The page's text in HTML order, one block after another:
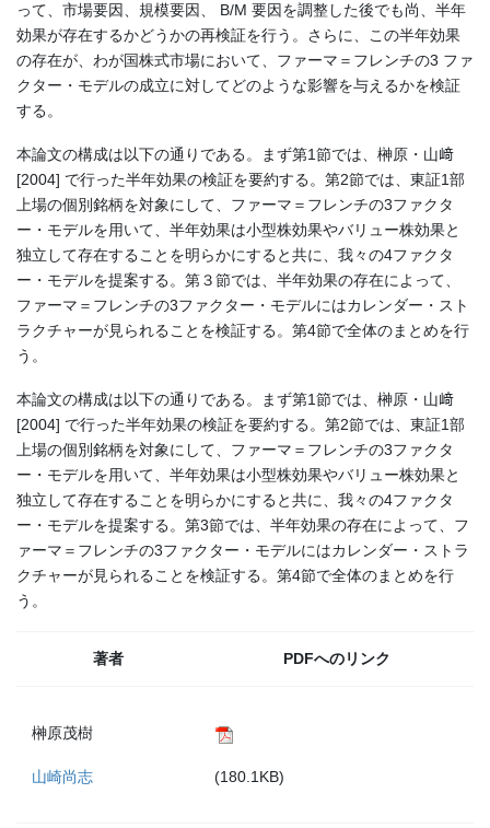
って、市場要因、規模要因、 B/M 要因を調整した後でも尚、半年
効果が存在するかどうかの再検証を行う。さらに、この半年効果
の存在が、わが国株式市場において、ファーマ＝フレンチの3 ファ
クター・モデルの成立に対してどのような影響を与えるかを検証
する。
本論文の構成は以下の通りである。まず第1節では、榊原・山﨑
[2004] で行った半年効果の検証を要約する。第2節では、東証1部
上場の個別銘柄を対象にして、ファーマ＝フレンチの3ファクタ
ー・モデルを用いて、半年効果は小型株効果やバリュー株効果と
独立して存在することを明らかにすると共に、我々の4ファクタ
ー・モデルを提案する。第３節では、半年効果の存在によって、
ファーマ＝フレンチの3ファクター・モデルにはカレンダー・スト
ラクチャーが見られることを検証する。第4節で全体のまとめを行
う。
本論文の構成は以下の通りである。まず第1節では、榊原・山﨑
[2004] で行った半年効果の検証を要約する。第2節では、東証1部
上場の個別銘柄を対象にして、ファーマ＝フレンチの3ファクタ
ー・モデルを用いて、半年効果は小型株効果やバリュー株効果と
独立して存在することを明らかにすると共に、我々の4ファクタ
ー・モデルを提案する。第3節では、半年効果の存在によって、フ
ァーマ＝フレンチの3ファクター・モデルにはカレンダー・ストラ
クチャーが見られることを検証する。第4節で全体のまとめを行
う。
著者 PDFへのリンク
榊原茂樹
山崎尚志 (180.1KB)